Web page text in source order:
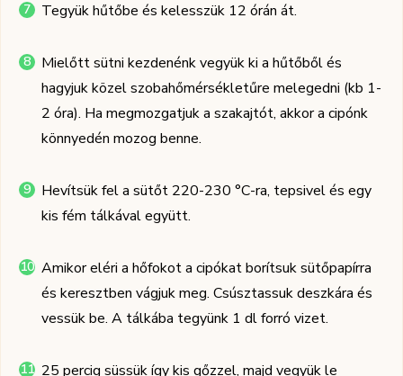
Tegyük hűtőbe és kelesszük 12 órán át.
Mielőtt sütni kezdenénk vegyük ki a hűtőből és
hagyjuk közel szobahőmérsékletűre melegedni (kb 1-
2 óra). Ha megmozgatjuk a szakajtót, akkor a cipónk
könnyedén mozog benne.
Hevítsük fel a sütőt 220-230 °C-ra, tepsivel és egy
kis fém tálkával együtt.
Amikor eléri a hőfokot a cipókat borítsuk sütőpapírra
és keresztben vágjuk meg. Csúsztassuk deszkára és
vessük be. A tálkába tegyünk 1 dl forró vizet.
25 percig süssük így kis gőzzel, majd vegyük le